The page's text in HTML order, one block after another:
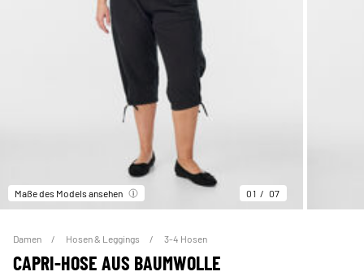
Maße des Models ansehen 01 07
Damen Hosen & Leggings 3-4 Hosen
CAPRI-HOSE AUS BAUMWOLLE